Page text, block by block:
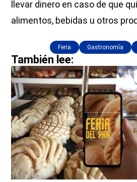
llevar dinero en caso de que
alimentos, bebidas u otros
Feria Gastronomía
También lee: